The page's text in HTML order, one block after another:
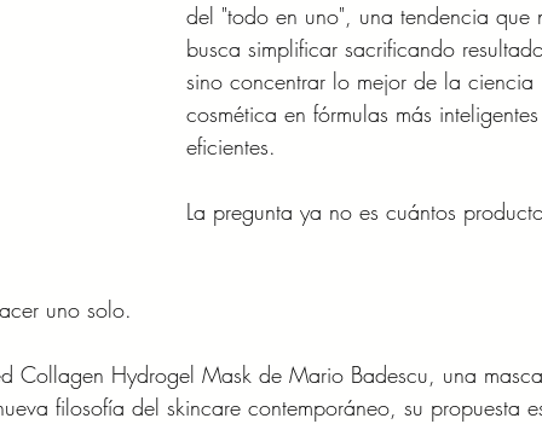
del "todo en uno", una tendencia
busca simplificar sacrificando
sino concentrar lo mejor de la ciencia
cosmética en fórmulas más
eficientes.
La pregunta ya no es cuántos
uno solo.
Collagen Hydrogel Mask de Mario Badescu, una
filosofía del skincare contemporáneo, su propuesta